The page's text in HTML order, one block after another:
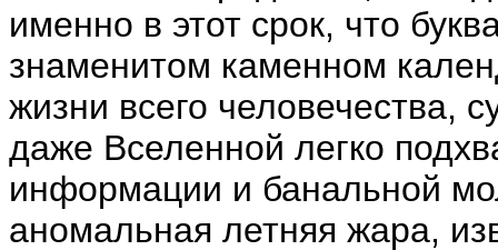
именно в этот срок, что
знаменитом каменном
жизни всего человечества,
даже Вселенной легко
информации и банальной
аномальная летняя жара,